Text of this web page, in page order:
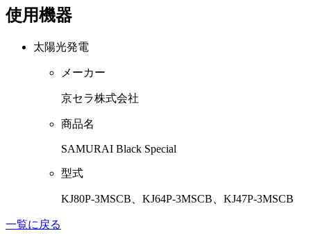
使用機器
太陽光発電
メーカー
京セラ株式会社
商品名
SAMURAI Black Special
型式
KJ80P-3MSCB、KJ64P-3MSCB、KJ47P-3MSCB
一覧に戻る